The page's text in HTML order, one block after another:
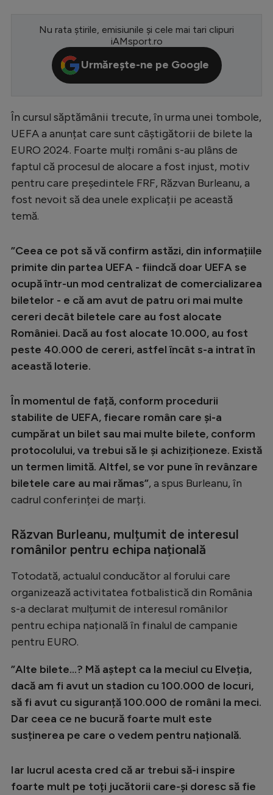
Premier League
LaLiga
Ligue 1
Campionate
Starurile fotbalului
EURO 2024
Tenis
Natație
Formula 1
Auto
Rugby
Ciclism
Alte sporturi
JO 2024
JO 2026
Intră în cont
Creează cont
Nu rata știrile, emisiunile și cele mai tari clipuri
iAMsport.ro
Urmărește-ne pe Google
În cursul săptămânii trecute, în urma unei tombole,
UEFA a anunțat care sunt câștigătorii de bilete la
EURO 2024. Foarte mulți români s-au plâns de
faptul că procesul de alocare a fost injust, motiv
pentru care președintele FRF, Răzvan Burleanu, a
fost nevoit să dea unele explicații pe această
temă.
”Ceea ce pot să vă confirm astăzi, din informațiile
primite din partea UEFA - fiindcă doar UEFA se
ocupă într-un mod centralizat de comercializarea
biletelor - e că am avut de patru ori mai multe
cereri decât biletele care au fost alocate
României. Dacă au fost alocate 10.000, au fost
peste 40.000 de cereri, astfel încât s-a intrat în
această loterie.
În momentul de față, conform procedurii
stabilite de UEFA, fiecare român care și-a
cumpărat un bilet sau mai multe bilete, conform
protocolului, va trebui să le și achiziționeze. Există
un termen limită. Altfel, se vor pune în revânzare
biletele care au mai rămas”, a spus Burleanu, în
cadrul conferinței de marți.
Răzvan Burleanu, mulțumit de interesul
românilor pentru echipa națională
Totodată, actualul conducător al forului care
organizează activitatea fotbalistică din România
s-a declarat mulțumit de interesul românilor
pentru echipa națională în finalul de campanie
pentru EURO.
”Alte bilete...? Mă aștept ca la meciul cu Elveția,
dacă am fi avut un stadion cu 100.000 de locuri,
să fi avut cu siguranță 100.000 de români la meci.
Dar ceea ce ne bucură foarte mult este
susținerea pe care o vedem pentru națională.
Iar lucrul acesta cred că ar trebui să-i inspire
foarte mult pe toți jucătorii care-și doresc să fie